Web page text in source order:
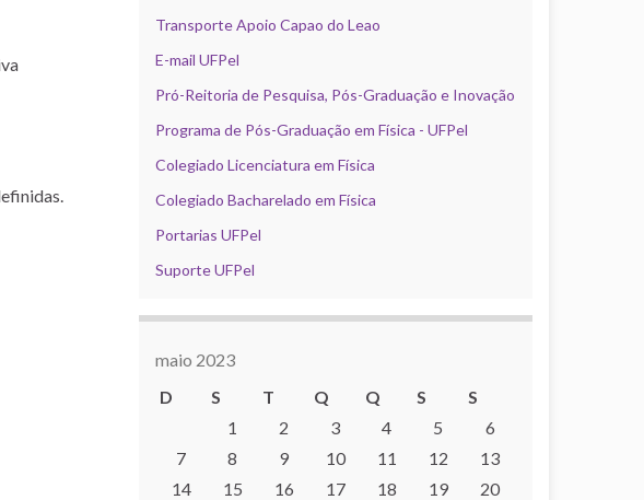
Transporte Apoio Capao do Leao
E-mail UFPel
Pró-Reitoria de Pesquisa, Pós-Graduação e Inovação
Programa de Pós-Graduação em Física - UFPel
Colegiado Licenciatura em Física
Colegiado Bacharelado em Física
Portarias UFPel
Suporte UFPel
maio 2023
D
S T Q Q S
S
1
2 3 4 5
6
7
8 9 10 11 12
13
14
15 16 17 18 19
20